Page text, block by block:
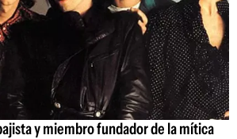
y miembro fundador de la mítica